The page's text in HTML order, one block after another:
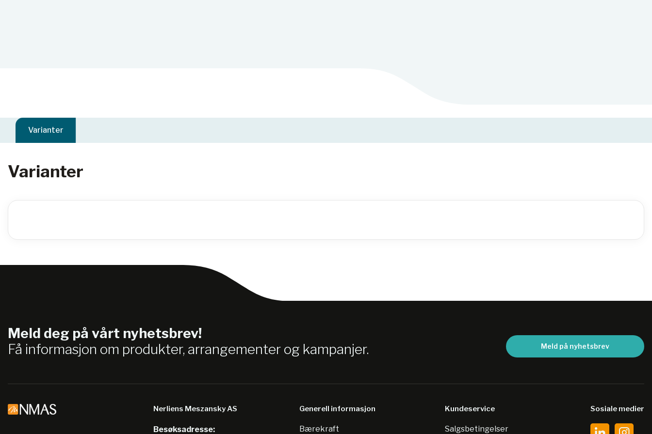
Varianter
Varianter
Meld deg på vårt nyhetsbrev!
Få informasjon om produkter, arrangementer og kampanjer.
Meld på nyhetsbrev
Nerliens Meszansky AS
Besøksadresse:
Generell informasjon
Bærekraft
Kundeservice
Salgsbetingelser
Sosiale medier